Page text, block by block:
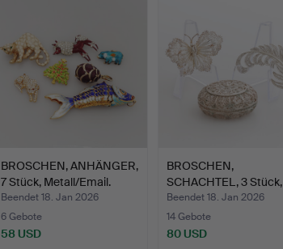
BROSCHEN, ANHÄNGER,
7 Stück, Metall/Email.
Beendet 18. Jan 2026
6 Gebote
58 USD
BROSCHEN,
SCHACHTEL, 3 Stück,
filigrane Ar…
Beendet 18. Jan 2026
14 Gebote
80 USD